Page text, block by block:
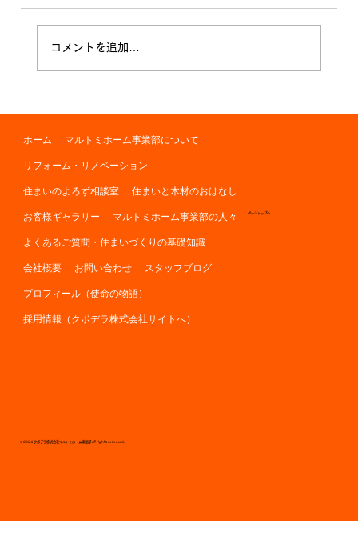
コメントを追加…
© 2024 クボデラ株式会社マルトミホーム事業部 All rights reserved.
ホーム マルトミホーム事業部について
リフォーム・リノベーション
住まいのよろず相談室 住まいと木材のおはなし
お客様ギャラリー マルトミホーム事業部の人々
よくあるご質問・住まいづくりの基礎知識
会社概要 お問い合わせ スタッフブログ
プロフィール（使命の物語）
採用情報（クボデラ株式会社サイトへ）
ページトップへ